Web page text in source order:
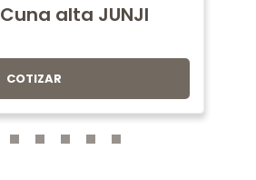
Cuna alta JUNJI
COTIZAR